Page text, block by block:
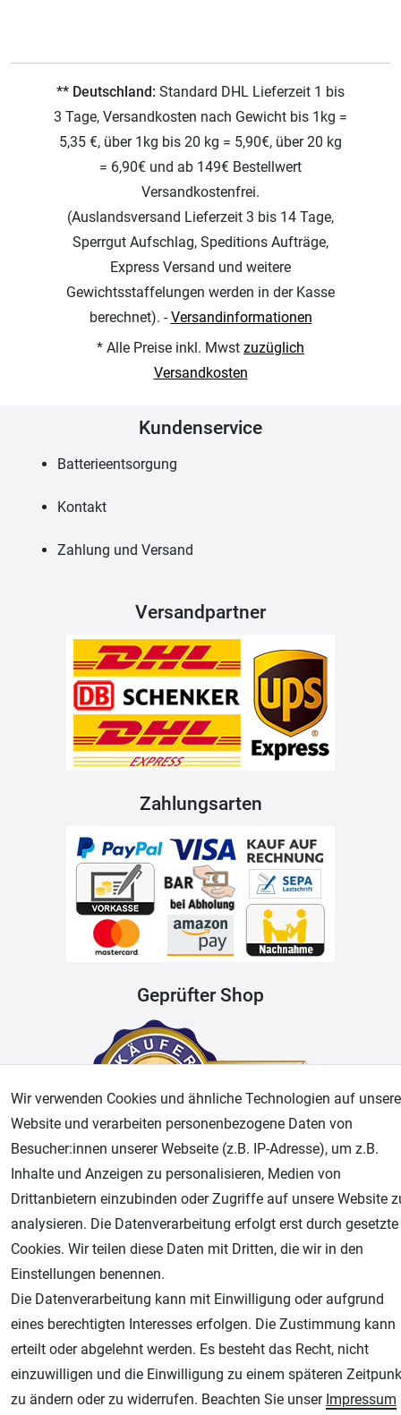
** Deutschland: Standard DHL Lieferzeit 1 bis
3 Tage, Versandkosten nach Gewicht bis 1kg =
5,35 €, über 1kg bis 20 kg = 5,90€, über 20 kg
= 6,90€ und ab 149€ Bestellwert
Versandkostenfrei.
(Auslandsversand Lieferzeit 3 bis 14 Tage,
Sperrgut Aufschlag, Speditions Aufträge,
Express Versand und weitere
Gewichtsstaffelungen werden in der Kasse
berechnet). -Versandinformationen
* Alle Preise inkl. Mwst zuzüglich
Versandkosten
Kundenservice
Batterieentsorgung
Kontakt
Zahlung und Versand
Versandpartner
Zahlungsarten
Geprüfter Shop
AGB Widerrufsrecht Datenschutz Impressum
Unsere weiteren Shops:
Airbrush-City
Fachhandel für: Airbrushpistolen, Kompressoren, Airbrushfarben
Modellbau-City
Modellbau Shop
Plotter-City
Schneideplotter, Transferpressen, Siebdruck und Plotterfolien
Wir verwenden Cookies und ähnliche Technologien auf
Website und verarbeiten personenbezogene Daten von
Besucher:innen unserer Webseite (z.B. IP-Adresse), um z.B.
Inhalte und Anzeigen zu personalisieren, Medien von
Drittanbietern einzubinden oder Zugriffe auf unsere Website
analysieren. Die Datenverarbeitung erfolgt erst durch gesetzte
Cookies. Wir teilen diese Daten mit Dritten, die wir in den
Einstellungen benennen.
Die Datenverarbeitung kann mit Einwilligung oder aufgrund
eines berechtigten Interesses erfolgen. Die Zustimmung kann
erteilt oder abgelehnt werden. Es besteht das Recht, nicht
einzuwilligen und die Einwilligung zu einem späteren
zu ändern oder zu widerrufen. Beachten Sie unser Impressum